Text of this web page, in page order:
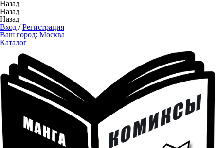
Назад
Назад
Назад
Вход /Регистрация
Ваш город: Москва
Каталог